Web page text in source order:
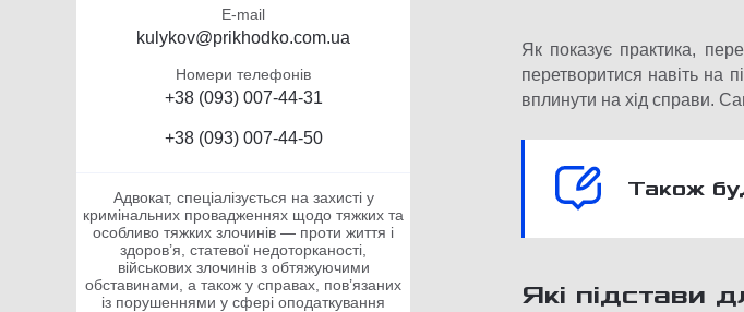
E-mail
kulykov@prikhodko.com.ua
Номери телефонів
+38 (093) 007-44-31
+38 (093) 007-44-50
Адвокат, спеціалізується на захисті у
кримінальних провадженнях щодо тяжких та
особливо тяжких злочинів — проти життя і
здоров’я, статевої недоторканості,
військових злочинів з обтяжуючими
обставинами, а також у справах, пов’язаних
із порушеннями у сфері оподаткування
Як показує практика,
перетворитися навіть на
вплинути на хід справи.
Також
Які підстави